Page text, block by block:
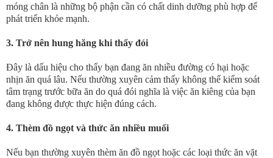
móng chân là những bộ phận cần có chất dinh dưỡng phù hợp để
phát triển khỏe mạnh.
3. Trở nên hung hăng khi thấy đói
Đây là dấu hiệu cho thấy bạn đang ăn nhiều đường có hại hoặc
nhịn ăn quá lâu. Nếu thường xuyên cảm thấy không thể kiểm soát
tâm trạng trước bữa ăn do quá đói nghĩa là việc ăn kiêng của bạn
đang không được thực hiện đúng cách.
4. Thèm đồ ngọt và thức ăn nhiều muối
Nếu bạn thường xuyên thèm ăn đồ ngọt hoặc các loại thức ăn vặt